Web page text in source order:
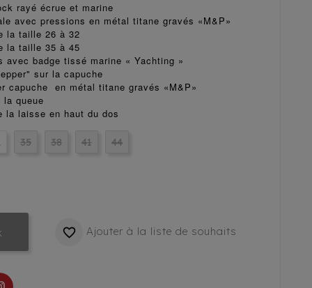
rayé écrue et marine
avec pressions en métal titane gravés «M&P»
la taille 26 à 32
la taille 35 à 45
avec badge tissé marine « Yachting »
sur la capuche
capuche en métal titane gravés «M&P»
queue
la laisse en haut du dos
35 38 41 44
 Ajouter à la liste de souhaits